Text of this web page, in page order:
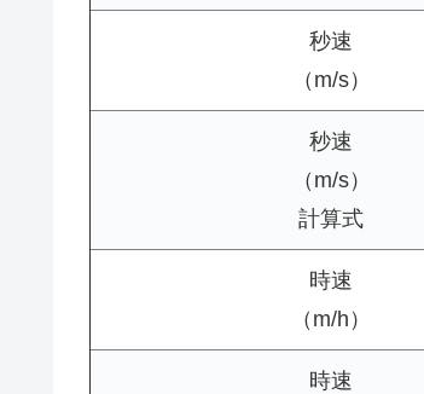
秒速
（m/s）
秒速
（m/s）
計算式
時速
（m/h）
時速